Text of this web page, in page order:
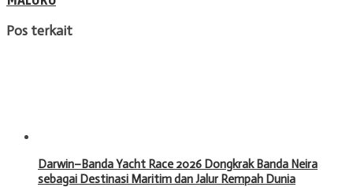
Pos terkait
Darwin–Banda Yacht Race 2026 Dongkrak Banda Neira
sebagai Destinasi Maritim dan Jalur Rempah Dunia